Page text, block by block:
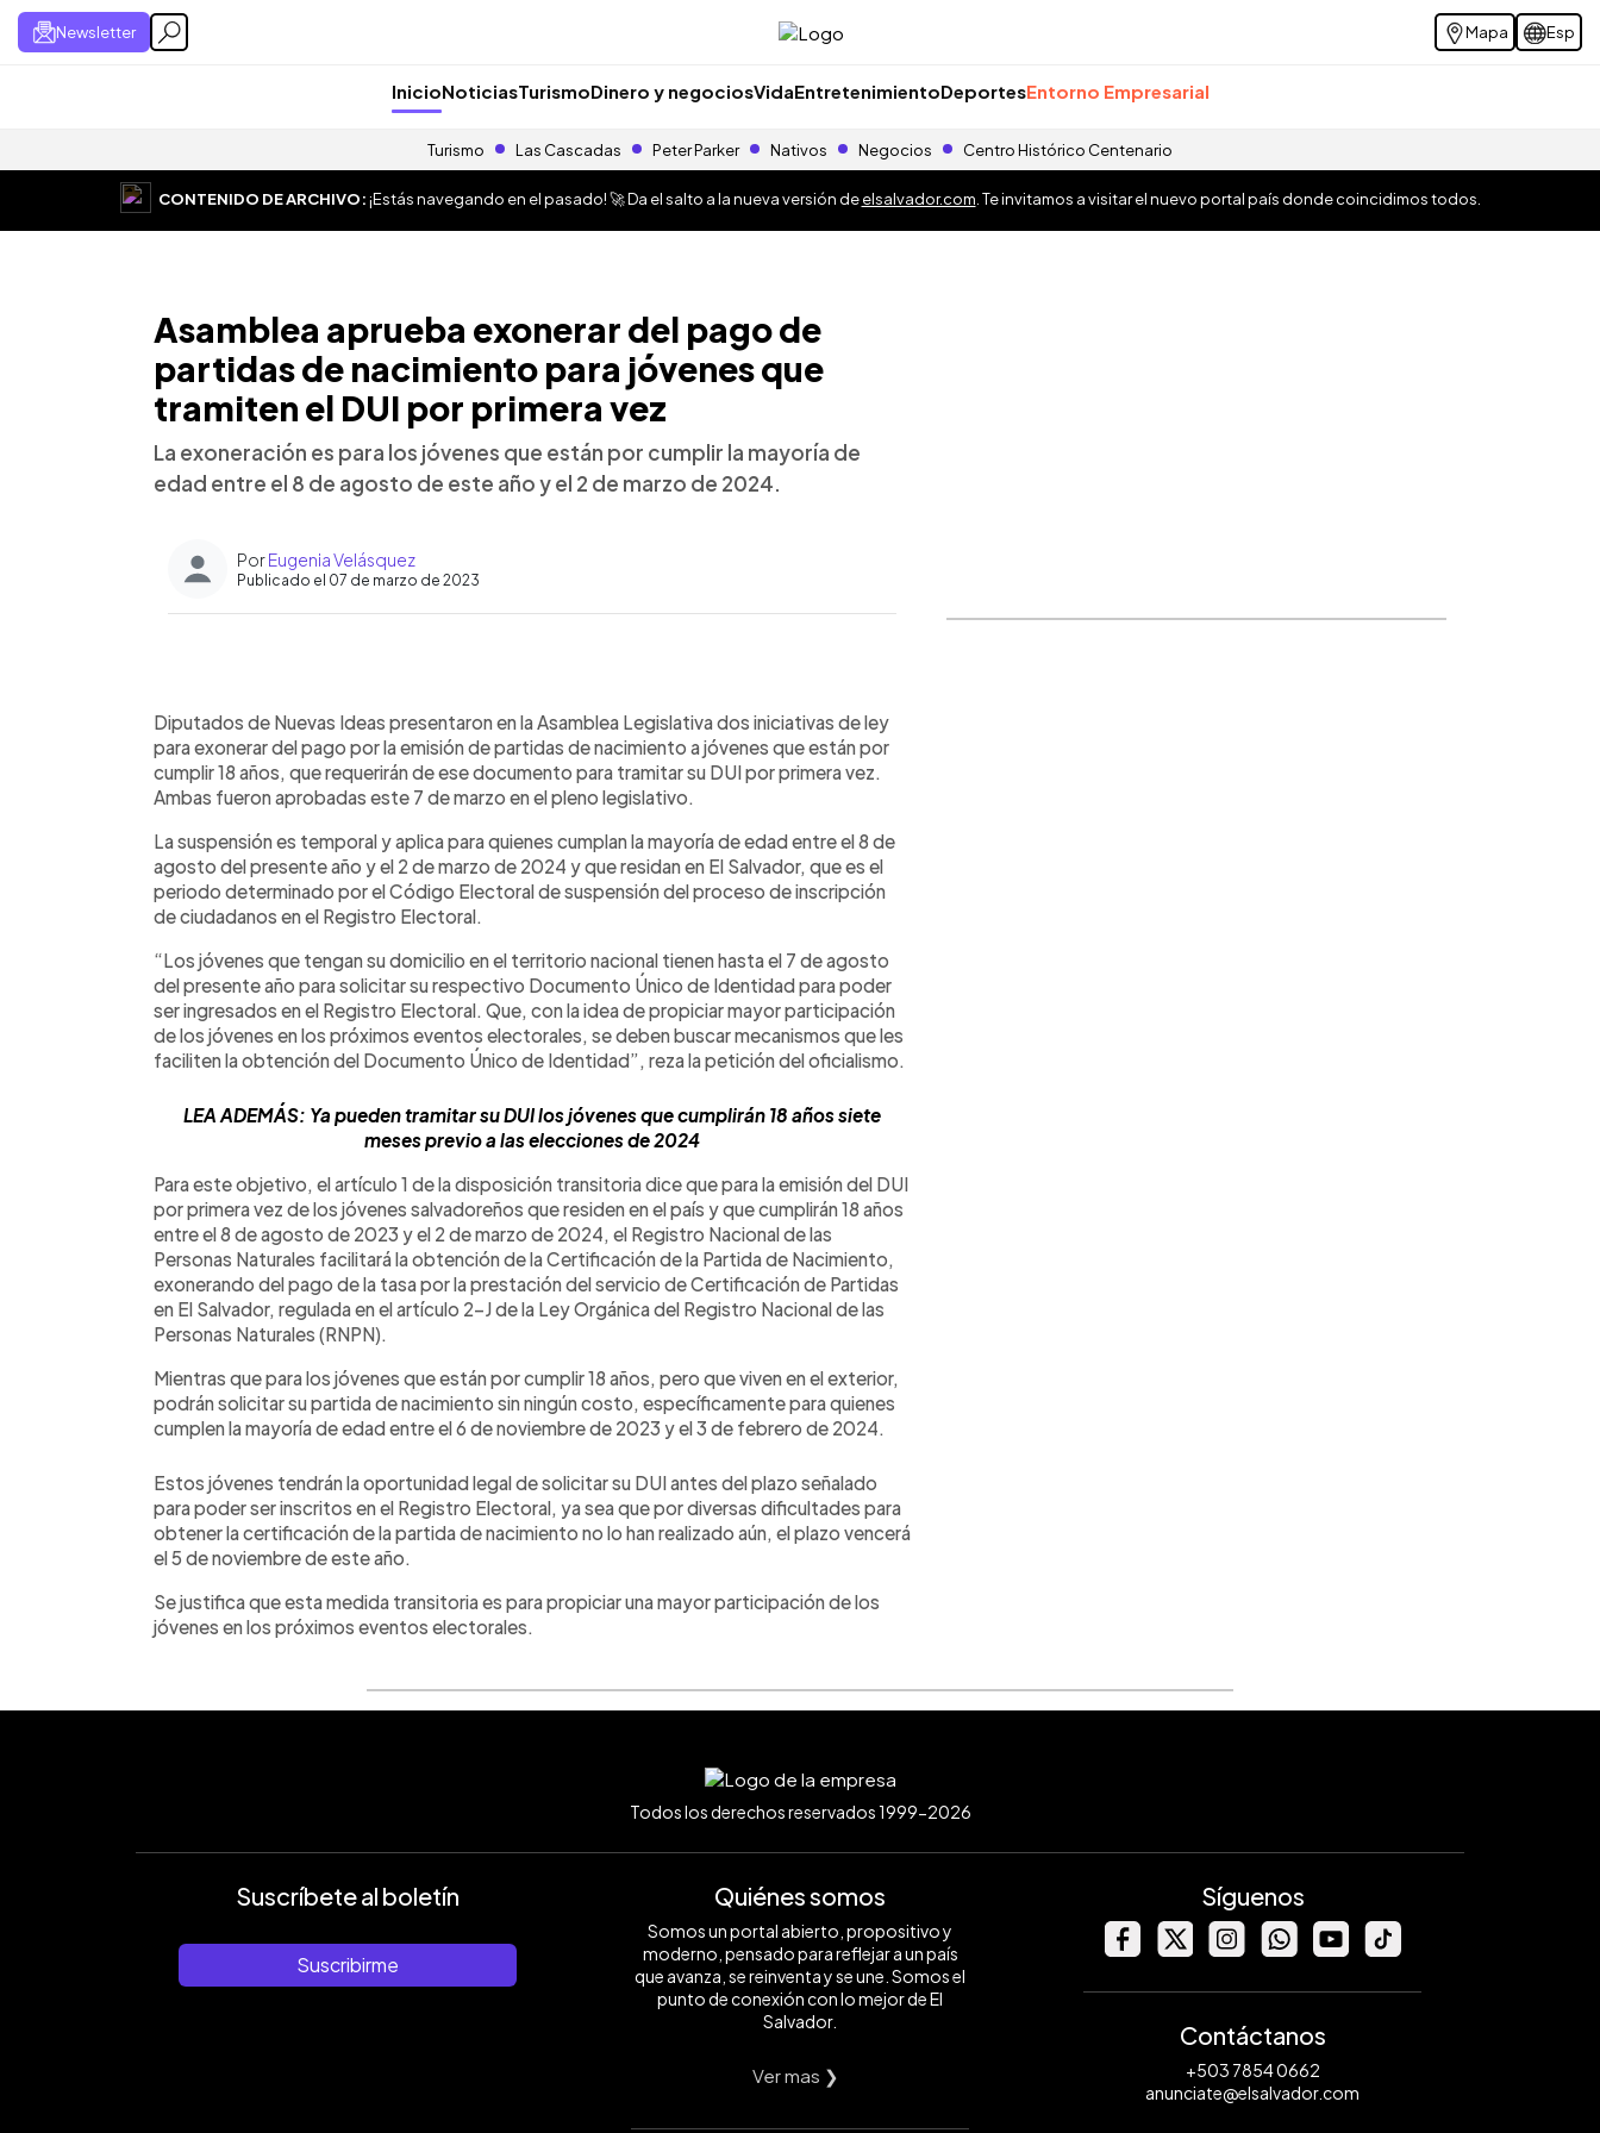
Newsletter Mapa Esp
InicioNoticiasTurismoDinero y negociosVidaEntretenimientoDeportesEntorno Empresarial
Turismo Las Cascadas Peter Parker Nativos Negocios Centro Histórico Centenario
CONTENIDO DE ARCHIVO:¡Estás navegando en el pasado! 🚀 Da el salto a la nueva versión deelsalvador.com . Te invitamos a visitar el nuevo portal país donde coincidimos todos.
Asamblea aprueba exonerar del pago de
partidas de nacimiento para jóvenes que
tramiten el DUI por primera vez
La exoneración es para los jóvenes que están por cumplir la mayoría de
edad entre el 8 de agosto de este año y el 2 de marzo de 2024.
PorEugenia Velásquez
Publicado el 07 de marzo de 2023
Escuchar artículo
Diputados de Nuevas Ideas presentaron en la Asamblea Legislativa dos iniciativas de ley
para exonerar del pago por la emisión de partidas de nacimiento a jóvenes que están por
cumplir 18 años, que requerirán de ese documento para tramitar su DUI por primera vez.
Ambas fueron aprobadas este 7 de marzo en el pleno legislativo.
La suspensión es temporal y aplica para quienes cumplan la mayoría de edad entre el 8 de
agosto del presente año y el 2 de marzo de 2024 y que residan en El Salvador, que es el
periodo determinado por el Código Electoral de suspensión del proceso de inscripción
de ciudadanos en el Registro Electoral.
“Los jóvenes que tengan su domicilio en el territorio nacional tienen hasta el 7 de agosto
del presente año para solicitar su respectivo Documento Único de Identidad para poder
ser ingresados en el Registro Electoral. Que, con la idea de propiciar mayor participación
de los jóvenes en los próximos eventos electorales, se deben buscar mecanismos que les
faciliten la obtención del Documento Único de Identidad”, reza la petición del oficialismo.
LEA ADEMÁS: Ya pueden tramitar su DUI los jóvenes que cumplirán 18 años siete
meses previo a las elecciones de 2024
Para este objetivo, el artículo 1 de la disposición transitoria dice que para la emisión del DUI
por primera vez de los jóvenes salvadoreños que residen en el país y que cumplirán 18 años
entre el 8 de agosto de 2023 y el 2 de marzo de 2024, el Registro Nacional de las
Personas Naturales facilitará la obtención de la Certificación de la Partida de Nacimiento,
exonerando del pago de la tasa por la prestación del servicio de Certificación de Partidas
en El Salvador, regulada en el artículo 2-J de la Ley Orgánica del Registro Nacional de las
Personas Naturales (RNPN).
Mientras que para los jóvenes que están por cumplir 18 años, pero que viven en el exterior,
podrán solicitar su partida de nacimiento sin ningún costo, específicamente para quienes
cumplen la mayoría de edad entre el 6 de noviembre de 2023 y el 3 de febrero de 2024.
Estos jóvenes tendrán la oportunidad legal de solicitar su DUI antes del plazo señalado
para poder ser inscritos en el Registro Electoral, ya sea que por diversas dificultades para
obtener la certificación de la partida de nacimiento no lo han realizado aún, el plazo vencerá
el 5 de noviembre de este año.
Se justifica que esta medida transitoria es para propiciar una mayor participación de los
jóvenes en los próximos eventos electorales.
Todos los derechos reservados 1999-2026
Suscríbete al boletín
Suscribirme
Quiénes somos
Somos un portal abierto, propositivo y
moderno, pensado para reflejar a un país
que avanza, se reinventa y se une. Somos el
punto de conexión con lo mejor de El
Salvador.
Ver mas ❯
Síguenos
Contáctanos
+503 7854 0662
anunciate@elsalvador.com